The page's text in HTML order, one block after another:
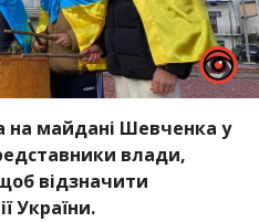
на майдані Шевченка у
влади,
відзначити
України.